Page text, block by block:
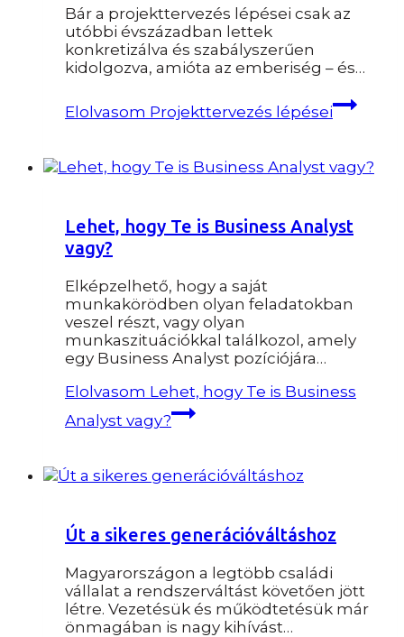
Bár a projekttervezés lépései csak az
utóbbi évszázadban lettek
konkretizálva és szabályszerűen
kidolgozva, amióta az emberiség – és…
Elolvasom Projekttervezés lépései
Lehet, hogy Te is Business Analyst
vagy?
Elképzelhető, hogy a saját
munkakörödben olyan feladatokban
veszel részt, vagy olyan
munkaszituációkkal találkozol, amely
egy Business Analyst pozíciójára…
Elolvasom Lehet, hogy Te is Business
Analyst vagy?
Út a sikeres generációváltáshoz
Magyarországon a legtöbb családi
vállalat a rendszerváltást követően jött
létre. Vezetésük és működtetésük már
önmagában is nagy kihívást…